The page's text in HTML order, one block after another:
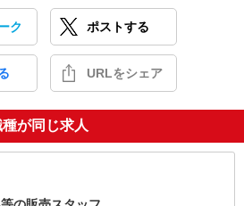
ク ポストする
URLをシェア
が同じ求人